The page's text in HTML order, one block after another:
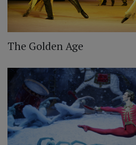
The Golden Age